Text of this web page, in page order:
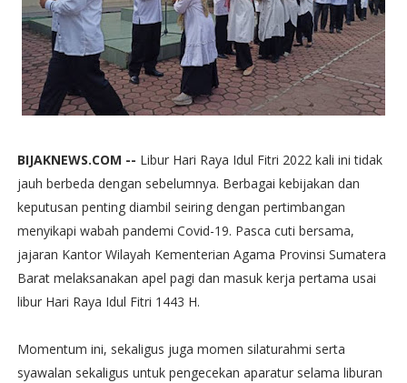
BIJAKNEWS.COM -- Libur Hari Raya Idul Fitri 2022 kali ini tidak
jauh berbeda dengan sebelumnya. Berbagai kebijakan dan
keputusan penting diambil seiring dengan pertimbangan
menyikapi wabah pandemi Covid-19. Pasca cuti bersama,
jajaran Kantor Wilayah Kementerian Agama Provinsi Sumatera
Barat melaksanakan apel pagi dan masuk kerja pertama usai
libur Hari Raya Idul Fitri 1443 H.
Momentum ini, sekaligus juga momen silaturahmi serta
syawalan sekaligus untuk pengecekan aparatur selama liburan